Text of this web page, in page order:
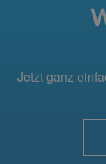
Jetzt ganz